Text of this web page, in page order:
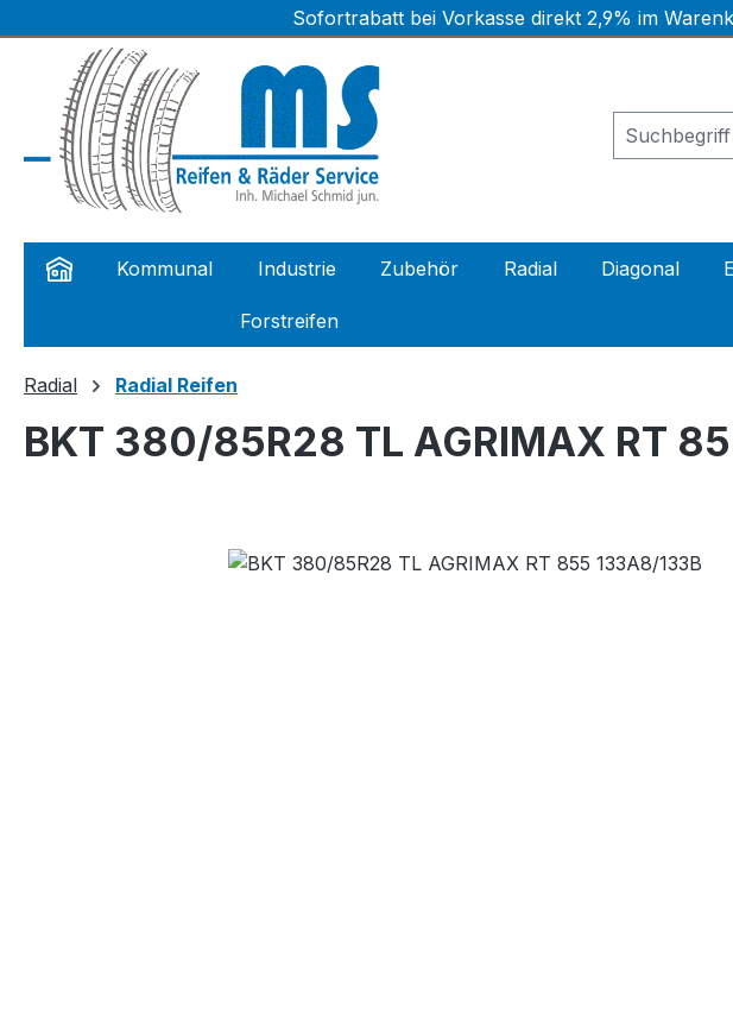
Zur Hauptnavigation springenSofortrabatt bei Vorkasse direkt 2,9% im
Kommunal Industrie Zubehör Radial Diagonal
Forstreifen
Radial Radial Reifen
BKT 380/85R28 TL AGRIMAX RT
Bildergalerie überspringen